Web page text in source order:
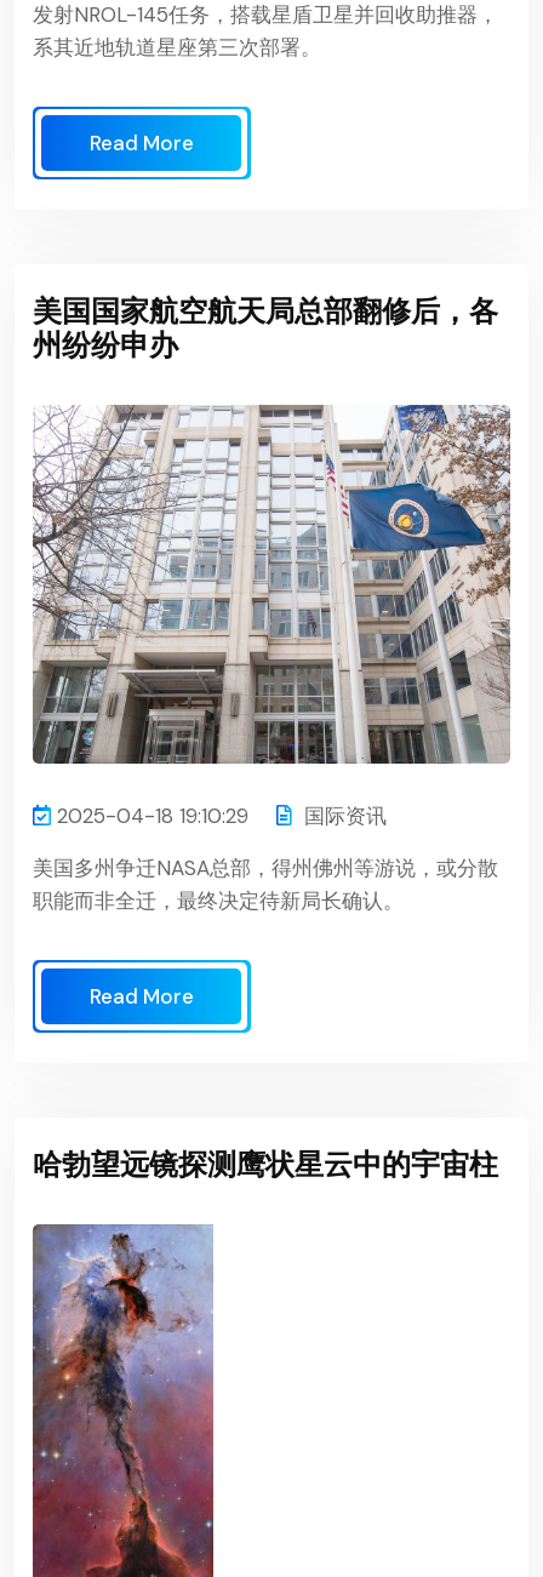
发射NROL-145任务，搭载星盾卫星并回收助推器，
系其近地轨道星座第三次部署。
Read More
美国国家航空航天局总部翻修后，各
州纷纷申办
2025-04-18 19:10:29
国际资讯
美国多州争迁NASA总部，得州佛州等游说，或分散
职能而非全迁，最终决定待新局长确认。
Read More
哈勃望远镜探测鹰状星云中的宇宙柱